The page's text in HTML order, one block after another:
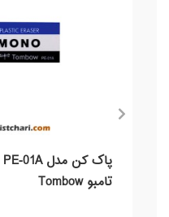
تامبو Tombow